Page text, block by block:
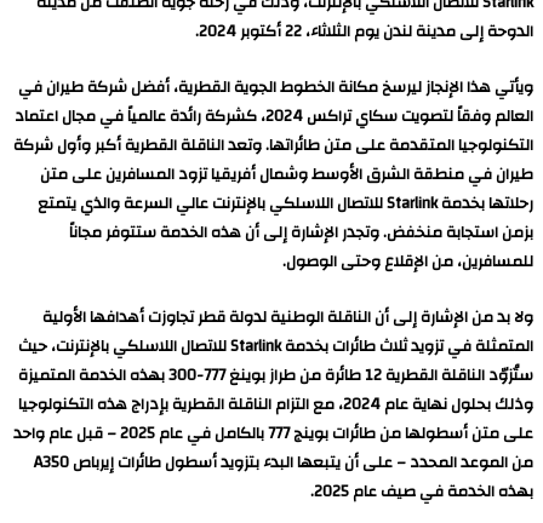
الدوحة إلى مدينة لندن يوم الثلاثاء، 22 أكتوبر 2024.
ويأتي هذا الإنجاز ليرسخ مكانة الخطوط الجوية القطرية، أفضل شركة طيران في
العالم وفقاً لتصويت سكاي تراكس 2024، كشركة رائدة عالمياً في مجال اعتماد
التكنولوجيا المتقدمة على متن طائراتها. وتعد الناقلة القطرية أكبر وأول شركة
طيران في منطقة الشرق الأوسط وشمال أفريقيا تزود المسافرين على متن
رحلاتها بخدمة Starlink للاتصال اللاسلكي بالإنترنت عالي السرعة والذي يتمتع
بزمن استجابة منخفض. وتجدر الإشارة إلى أن هذه الخدمة ستتوفر مجاناً
للمسافرين، من الإقلاع وحتى الوصول.
ولا بد من الإشارة إلى أن الناقلة الوطنية لدولة قطر تجاوزت أهدافها الأولية
المتمثلة في تزويد ثلاث طائرات بخدمة Starlink للاتصال اللاسلكي بالإنترنت، حيث
ستُزوّد الناقلة القطرية 12 طائرة من طراز بوينغ 777-300 بهذه الخدمة المتميزة
وذلك بحلول نهاية عام 2024، مع التزام الناقلة القطرية بإدراج هذه التكنولوجيا
على متن أسطولها من طائرات بوينج 777 بالكامل في عام 2025 – قبل عام واحد
من الموعد المحدد – على أن يتبعها البدء بتزويد أسطول طائرات إيرباص A350
بهذه الخدمة في صيف عام 2025.